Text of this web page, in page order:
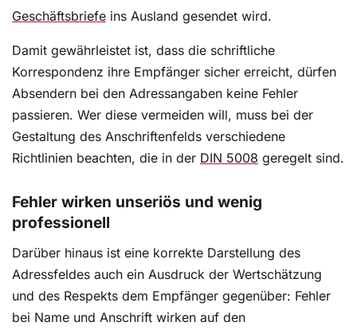
Geschäftsbriefe ins Ausland gesendet wird.
Damit gewährleistet ist, dass die schriftliche
Korrespondenz ihre Empfänger sicher erreicht, dürfen
Absendern bei den Adressangaben keine Fehler
passieren. Wer diese vermeiden will, muss bei der
Gestaltung des Anschriftenfelds verschiedene
Richtlinien beachten, die in der DIN 5008 geregelt sind.
Fehler wirken unseriös und wenig
professionell
Darüber hinaus ist eine korrekte Darstellung des
Adressfeldes auch ein Ausdruck der Wertschätzung
und des Respekts dem Empfänger gegenüber: Fehler
bei Name und Anschrift wirken auf den